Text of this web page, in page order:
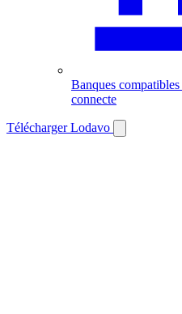
Banques compatibles
connecte
Télécharger Lodavo